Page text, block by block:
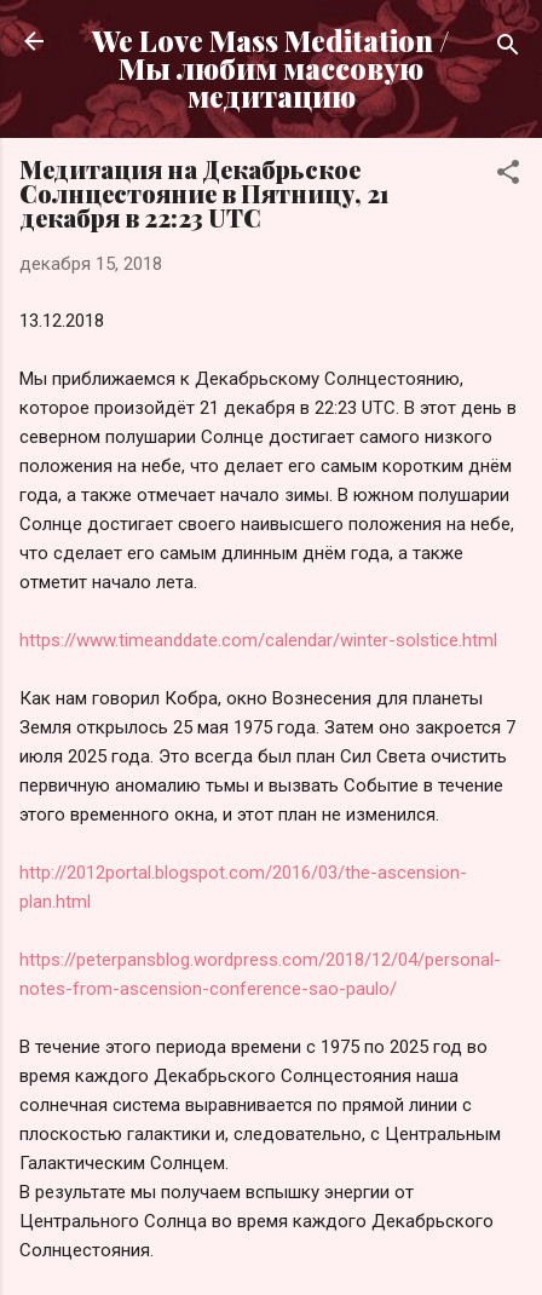
К основному контенту
We Love Mass Meditation /
Мы любим массовую
медитацию
Медитация на Декабрьское
Солнцестояние в Пятницу, 21
декабря в 22:23 UTC
декабря 15, 2018
13.12.2018
Мы приближаемся к Декабрьскому Солнцестоянию,
которое произойдёт 21 декабря в 22:23 UTC. В этот день в
северном полушарии Солнце достигает самого низкого
положения на небе, что делает его самым коротким днём
года, а также отмечает начало зимы. В южном полушарии
Солнце достигает своего наивысшего положения на небе,
что сделает его самым длинным днём года, а также
отметит начало лета.
https://www.timeanddate.com/calendar/winter-solstice.html
Как нам говорил Кобра, окно Вознесения для планеты
Земля открылось 25 мая 1975 года. Затем оно закроется 7
июля 2025 года. Это всегда был план Сил Света очистить
первичную аномалию тьмы и вызвать Событие в течение
этого временного окна, и этот план не изменился.
http://2012portal.blogspot.com/2016/03/the-ascension-
plan.html
https://peterpansblog.wordpress.com/2018/12/04/personal-
notes-from-ascension-conference-sao-paulo/
В течение этого периода времени с 1975 по 2025 год во
время каждого Декабрьского Солнцестояния наша
солнечная система выравнивается по прямой линии с
плоскостью галактики и, следовательно, с Центральным
Галактическим Солнцем.
В результате мы получаем вспышку энергии от
Центрального Солнца во время каждого Декабрьского
Солнцестояния.